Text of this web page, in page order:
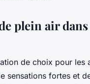
plein air
de choix pour les
sensations fortes et